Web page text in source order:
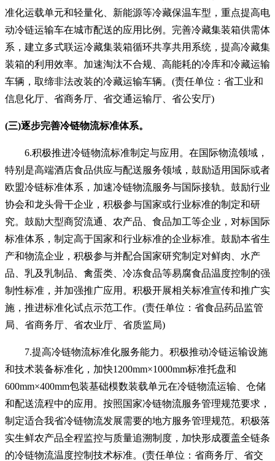
准化运载单元和轻量化、新能源等冷藏保温车型，重点提高电
动冷链运输车在城市配送的应用比例。完善冷藏集装箱供需体
系，建立多式联运冷藏集装箱循环共享共用系统，提高冷藏集
装箱的利用效率。加速淘汰不合规、高能耗的冷库和冷藏运输
车辆，取缔非法改装的冷藏运输车辆。(责任单位：省工业和
信息化厅、省商务厅、省交通运输厅、省公安厅)
(三)逐步完善冷链物流标准体系。
6.积极推进冷链物流标准制定与应用。在国际物流领域，
特别是高端酒店食品供应与配送服务领域，鼓励适用国际或者
欧盟冷链标准体系，加速冷链物流服务与国际接轨。鼓励行业
协会和龙头骨干企业，积极参与国家或行业标准的制定和研
究。鼓励大型商贸流通、农产品、食品加工等企业，对标国际
标准体系，制定高于国家和行业标准的企业标准。鼓励本省生
产和物流企业，积极参与并配合国家研究制定对鲜肉、水产
品、乳及乳制品、禽蛋类、冷冻食品等易腐食品温度控制的强
制性标准，并加强推广应用。积极开展相关标准宣传和推广实
施，推进标准化试点示范工作。(责任单位：省食品药品监管
局、省商务厅、省农业厅、省质监局)
7.提高冷链物流标准化服务能力。积极推动冷链运输设施
和技术装备标准化，加快1200mm×1000mm标准托盘和
600mm×400mm包装基础模数装载单元在冷链物流运输、仓储
和配送流程中的应用。按照国家冷链物流服务管理规范要求，
制定适合我省冷链物流发展需要的地方服务管理规范。积极落
实生鲜农产品全程监控与质量追溯制度，加快形成覆盖全链条
的冷链物流温度控制技术标准。(责任单位：省商务厅、省交